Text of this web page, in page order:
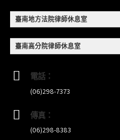
【重要公告】115年職場霸
訓課程（雲嘉南場）錄取
本會訂於115年8月15日(六)
助整理資訊?談法律工作中
前報名，實體+線上併行)
臺南地方法院律師休息室
臺南高分院律師休息室
電話：
(06)298-7373
傳真：
(06)298-8383